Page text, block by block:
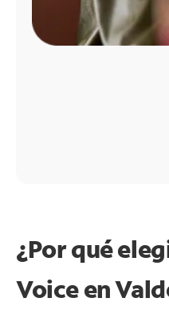
¿Por qué
Voice en